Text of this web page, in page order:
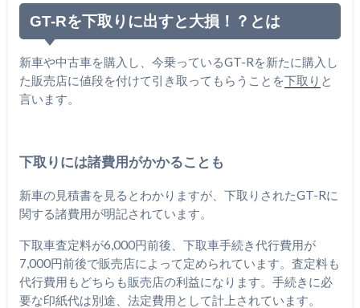
GT-Rを下取りに出すと大損！？とは
新車や中古車を購入し、今乗っているGT-Rを新たに購入し
た販売店に値段を付けて引き取ってもらうことを下取り と
言います。
下取りには諸費用がかかることも
新車の見積書を見るとわかりますが、下取りされたGT-Rに
関する諸費用が明記されています。
下取車査定料が6,000円前後、下取車手続き代行費用が
7,000円前後で販売店によって定められています。査定料も
代行費用もどちらも販売店の利益になります。手続きに必
要な印紙代は別途、法定費用として計上されています。